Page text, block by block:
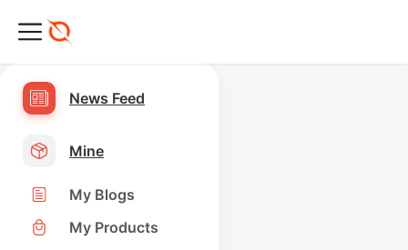
News Feed
Mine
My Blogs
My Products